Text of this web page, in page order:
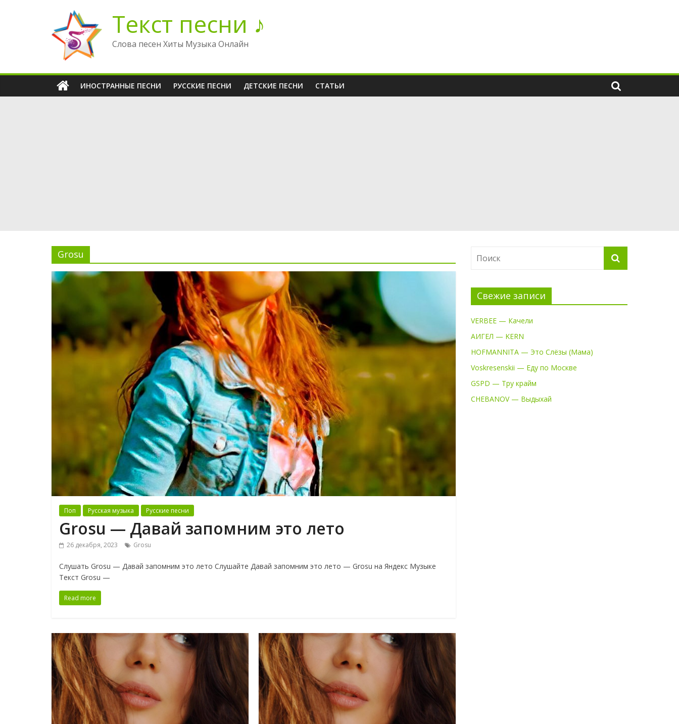
содержимому
Текст песни ♪
Слова песен Хиты Музыка Онлайн
ИНОСТРАННЫЕ ПЕСНИ РУССКИЕ ПЕСНИ ДЕТСКИЕ ПЕСНИ СТАТЬИ
Grosu
Поп Русская музыка Русские песни
Grosu — Давай запомним это лето
26 декабря, 2023 Grosu
Слушать Grosu — Давай запомним это лето Слушайте Давай запомним это лето — Grosu на Яндекс Музыке
Текст Grosu —
Read more
Свежие записи
VERBEE — Качели
АИГЕЛ — KERN
HOFMANNITA — Это Слёзы (Мама)
Voskresenskii — Еду по Москве
GSPD — Тру крайм
CHEBANOV — Выдыхай